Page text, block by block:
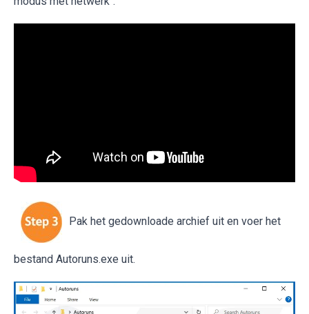
Pak het gedownloade archief uit en voer het
bestand Autoruns.exe uit.